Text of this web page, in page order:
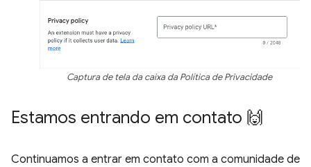
Captura de tela da caixa da Política de Privacidade
Estamos entrando em contato 🙌
Continuamos a entrar em contato com a comunidade de